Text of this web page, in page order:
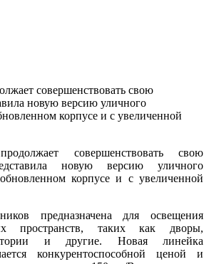
совершенствовать свою
новую версию уличного
корпусе и с увеличенной
совершенствовать свою
новую версию уличного
корпусе и с увеличенной
предназначена для освещения
пространств, таких как дворы,
и другие. Новая линейка
конкурентоспособной ценой и